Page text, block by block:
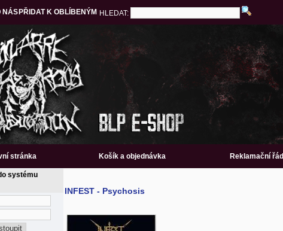
NÁS PŘIDAT K OBLÍBENÝM HLEDAT:
stránka Košík a objednávka Reklamační řád
systému
INFEST - Psychosis